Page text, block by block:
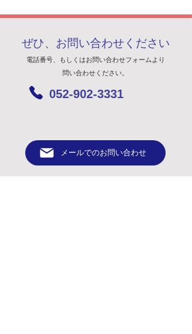
ぜひ、お問い合わせください
電話番号、もしくはお問い合わせフォームより
問い合わせください。
052-902-3331
メールでのお問い合わせ